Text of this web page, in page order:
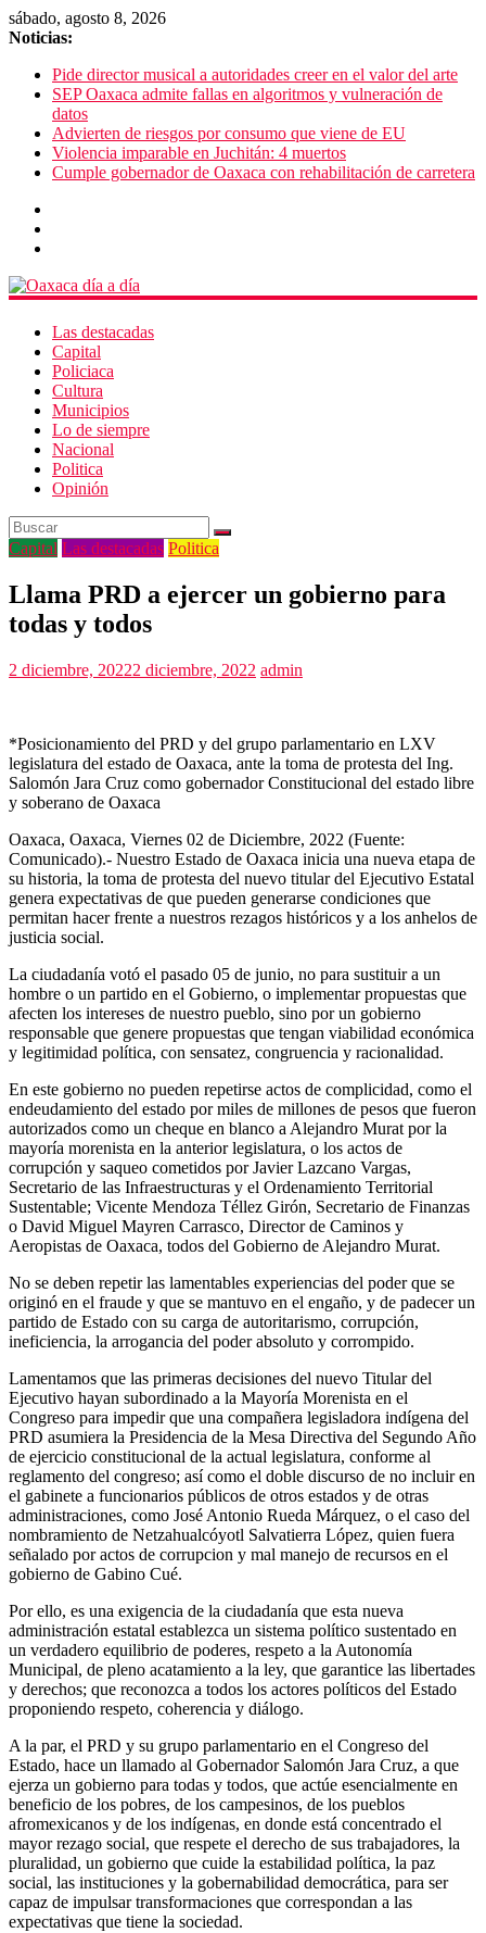
sábado, agosto 8, 2026
Noticias:
Pide director musical a autoridades creer en el valor del arte
SEP Oaxaca admite fallas en algoritmos y vulneración de
datos
Advierten de riesgos por consumo que viene de EU
Violencia imparable en Juchitán: 4 muertos
Cumple gobernador de Oaxaca con rehabilitación de carretera
Las destacadas
Capital
Policiaca
Cultura
Municipios
Lo de siempre
Nacional
Politica
Opinión
Capital Las destacadas Politica
Llama PRD a ejercer un gobierno para
todas y todos
2 diciembre, 20222 diciembre, 2022 admin
*Posicionamiento del PRD y del grupo parlamentario en LXV
legislatura del estado de Oaxaca, ante la toma de protesta del Ing.
Salomón Jara Cruz como gobernador Constitucional del estado libre
y soberano de Oaxaca
Oaxaca, Oaxaca, Viernes 02 de Diciembre, 2022 (Fuente:
Comunicado).- Nuestro Estado de Oaxaca inicia una nueva etapa de
su historia, la toma de protesta del nuevo titular del Ejecutivo Estatal
genera expectativas de que pueden generarse condiciones que
permitan hacer frente a nuestros rezagos históricos y a los anhelos de
justicia social.
La ciudadanía votó el pasado 05 de junio, no para sustituir a un
hombre o un partido en el Gobierno, o implementar propuestas que
afecten los intereses de nuestro pueblo, sino por un gobierno
responsable que genere propuestas que tengan viabilidad económica
y legitimidad política, con sensatez, congruencia y racionalidad.
En este gobierno no pueden repetirse actos de complicidad, como el
endeudamiento del estado por miles de millones de pesos que fueron
autorizados como un cheque en blanco a Alejandro Murat por la
mayoría morenista en la anterior legislatura, o los actos de
corrupción y saqueo cometidos por Javier Lazcano Vargas,
Secretario de las Infraestructuras y el Ordenamiento Territorial
Sustentable; Vicente Mendoza Téllez Girón, Secretario de Finanzas
o David Miguel Mayren Carrasco, Director de Caminos y
Aeropistas de Oaxaca, todos del Gobierno de Alejandro Murat.
No se deben repetir las lamentables experiencias del poder que se
originó en el fraude y que se mantuvo en el engaño, y de padecer un
partido de Estado con su carga de autoritarismo, corrupción,
ineficiencia, la arrogancia del poder absoluto y corrompido.
Lamentamos que las primeras decisiones del nuevo Titular del
Ejecutivo hayan subordinado a la Mayoría Morenista en el
Congreso para impedir que una compañera legisladora indígena del
PRD asumiera la Presidencia de la Mesa Directiva del Segundo Año
de ejercicio constitucional de la actual legislatura, conforme al
reglamento del congreso; así como el doble discurso de no incluir en
el gabinete a funcionarios públicos de otros estados y de otras
administraciones, como José Antonio Rueda Márquez, o el caso del
nombramiento de Netzahualcóyotl Salvatierra López, quien fuera
señalado por actos de corrupcion y mal manejo de recursos en el
gobierno de Gabino Cué.
Por ello, es una exigencia de la ciudadanía que esta nueva
administración estatal establezca un sistema político sustentado en
un verdadero equilibrio de poderes, respeto a la Autonomía
Municipal, de pleno acatamiento a la ley, que garantice las libertades
y derechos; que reconozca a todos los actores políticos del Estado
proponiendo respeto, coherencia y diálogo.
A la par, el PRD y su grupo parlamentario en el Congreso del
Estado, hace un llamado al Gobernador Salomón Jara Cruz, a que
ejerza un gobierno para todas y todos, que actúe esencialmente en
beneficio de los pobres, de los campesinos, de los pueblos
afromexicanos y de los indígenas, en donde está concentrado el
mayor rezago social, que respete el derecho de sus trabajadores, la
pluralidad, un gobierno que cuide la estabilidad política, la paz
social, las instituciones y la gobernabilidad democrática, para ser
capaz de impulsar transformaciones que correspondan a las
expectativas que tiene la sociedad.